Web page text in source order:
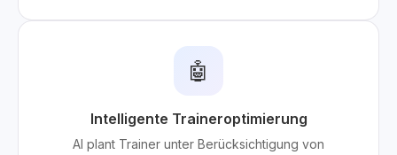
🤖
Intelligente Traineroptimierung
AI plant Trainer unter Berücksichtigung von